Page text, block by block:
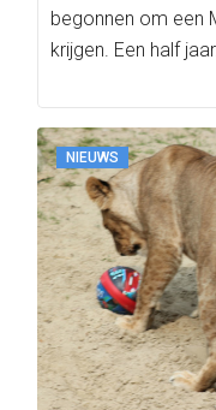
begonnen om een
krijgen. Een half
NIEUWS